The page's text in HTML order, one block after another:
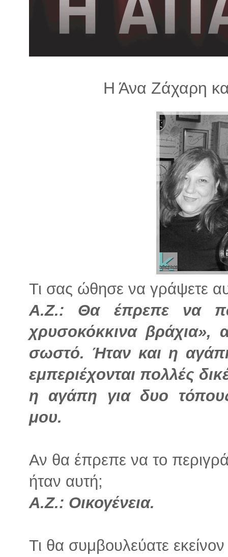
Η Άνα Ζάχαρη
Τι σας ώθησε να γράψετε
Α.Ζ.: Θα έπρεπε να
χρυσοκόκκινα
σωστό. Ήταν και η
εμπεριέχονται πολλές
η αγάπη για δυο
μου.
Αν θα έπρεπε να το
ήταν αυτή;
Α.Ζ.: Οικογένεια.
Τι θα συμβουλεύατε